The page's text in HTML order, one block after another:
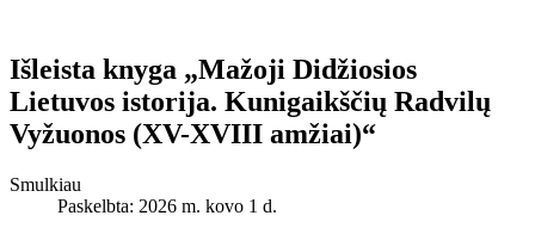
Išleista knyga „Mažoji Didžiosios
Lietuvos istorija. Kunigaikščių Radvilų
Vyžuonos (XV-XVIII amžiai)“
Smulkiau
Paskelbta: 2026 m. kovo 1 d.